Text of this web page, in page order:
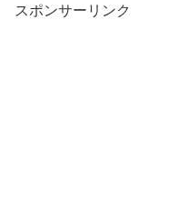
スポンサーリンク